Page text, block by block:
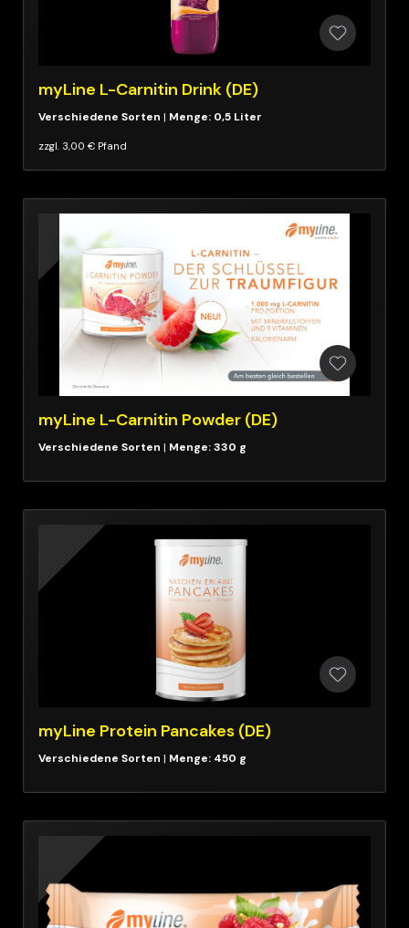
myLine L-Carnitin Drink (DE)
| Menge: 0,5 Liter
zzgl. 3,00 € Pfand
myLine L-Carnitin Powder (DE)
| Menge: 330 g
myLine Protein Pancakes (DE)
| Menge: 450 g